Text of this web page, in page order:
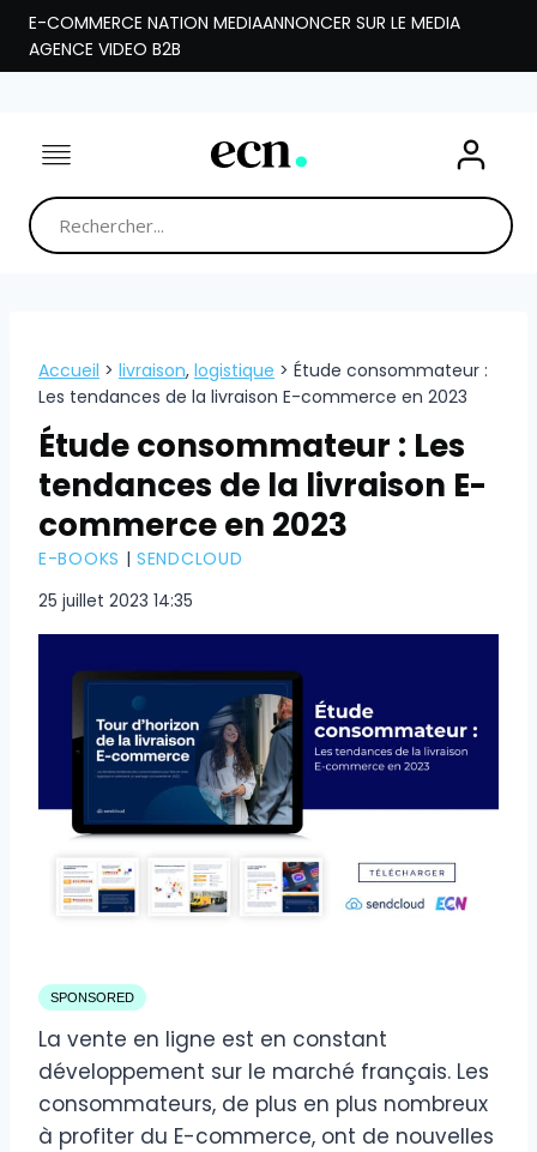
Aller
contenu
E-COMMERCE NATION MEDIAANNONCER SUR LE MEDIA
AGENCE VIDEO B2B
Accueil > livraison, logistique > Étude consommateur :
Les tendances de la livraison E-commerce en 2023
Étude consommateur : Les
tendances de la livraison E-
commerce en 2023
E-BOOKS |SENDCLOUD
25 juillet 2023 14:35
SPONSORED
La vente en ligne est en constant
développement sur le marché français. Les
consommateurs, de plus en plus nombreux
à profiter du E-commerce, ont de nouvelles